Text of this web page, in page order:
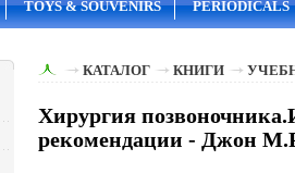
TOYS & SOUVENIRS PERIODICALS
КАТАЛОГ КНИГИ
Хирургия
рекомендации - Джон